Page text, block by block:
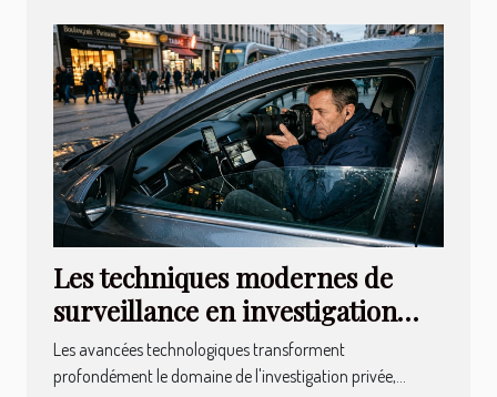
Les techniques modernes de
surveillance en investigation
privée : Entre efficacité et
éthique
Les avancées technologiques transforment
profondément le domaine de l'investigation privée,...